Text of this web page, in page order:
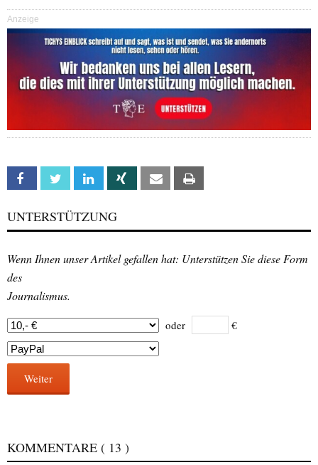
Anzeige
Facebook Twitter Linkedin Xing Email
UNTERSTÜTZUNG
Wenn Ihnen unser Artikel gefallen hat: Unterstützen Sie diese Form
des
Journalismus.
oder €
Weiter
KOMMENTARE ( 13 )